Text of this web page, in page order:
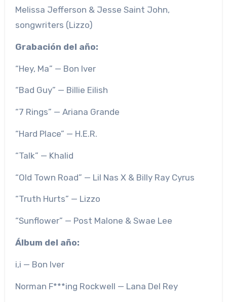
Melissa Jefferson & Jesse Saint John,
songwriters (Lizzo)
Grabación del año:
“Hey, Ma” — Bon Iver
“Bad Guy” — Billie Eilish
“7 Rings” — Ariana Grande
“Hard Place” — H.E.R.
“Talk” — Khalid
“Old Town Road” — Lil Nas X & Billy Ray Cyrus
“Truth Hurts” — Lizzo
“Sunflower” — Post Malone & Swae Lee
Álbum del año:
i,i — Bon Iver
Norman F***ing Rockwell — Lana Del Rey